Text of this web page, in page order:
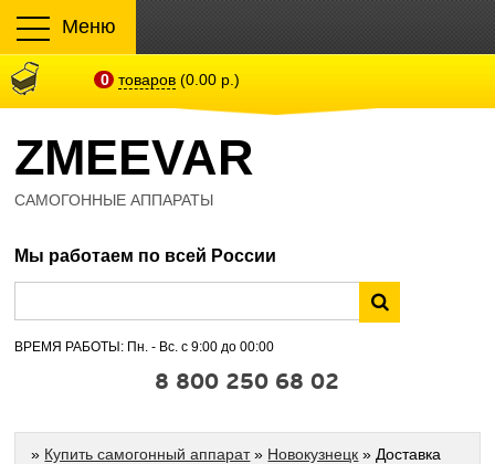
Меню
0 товаров (0.00 р.)
ZMEEVAR
САМОГОННЫЕ АППАРАТЫ
Мы работаем по всей России
ВРЕМЯ РАБОТЫ: Пн. - Вс. с 9:00 до 00:00
8 800 250 68 02
» Купить самогонный аппарат» Новокузнецк » Доставка